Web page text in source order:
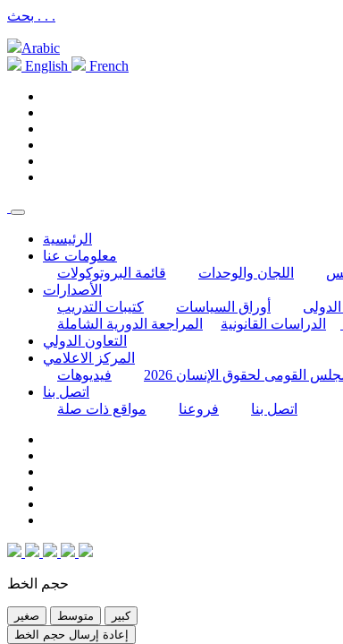
بحث . . .
Arabic
English
French
الرئيسية
معلومات عنا
اللجان والوحدات
قائمة البروتوكولات
الأصدارات
الدولى أوراق السياسات
كتيبات التدريب
الدراسات القانونية
التعاون الدولي
المركز الاعلامي
القومى لحقوق الإنسان 2026
فيديوهات
اتصل بنا
اتصل بنا
فروعنا مواقع ذات صلة
حجم الخط
صغير متوسط
كبير
إعادة إرسال حجم الخط